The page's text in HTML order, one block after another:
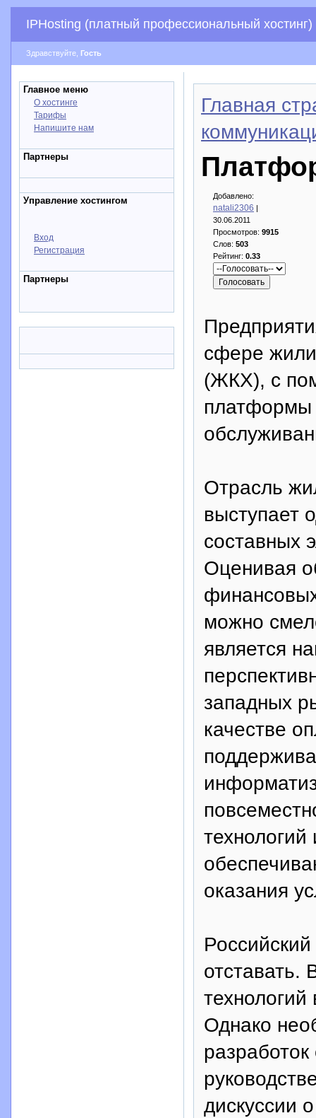
IPHosting (платный профессиональный хостинг)
Здравствуйте, Гость
Главное меню
О хостинге
Тарифы
Напишите нам
Партнеры
Управление хостингом
Вход
Регистрация
Партнеры
Главная
Добавлено:
natali2306 |
30.06.2011
Просмотров: 9915
Слов: 503
Рейтинг: 0.33
сфере
(ЖКХ), с
платформы
Отрасль
выступает
составных
Оценивая
можно
является
западных
качестве
оказания
отставать.
Однако
дискуссии